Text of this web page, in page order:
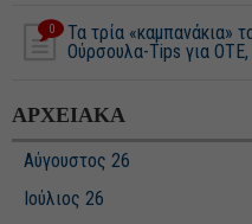
0
Τα τρία «καμπανάκια»
Ούρσουλα-Tips για ΟΤΕ,
ΑΡΧΕΙΑΚΑ
Αύγουστος 26
Ιούλιος 26